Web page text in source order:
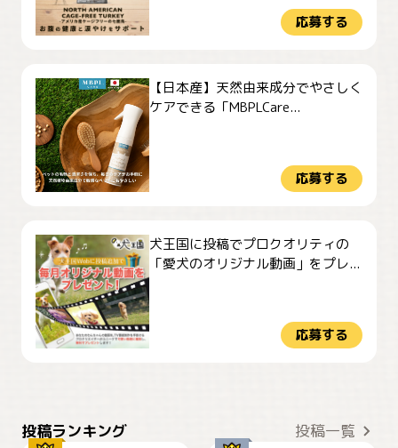
応募する
【日本産】天然由来成分でやさしく
ケアできる「MBPLCare...
応募する
犬王国に投稿でプロクオリティの
「愛犬のオリジナル動画」をプレ...
応募する
投稿ランキング 投稿一覧